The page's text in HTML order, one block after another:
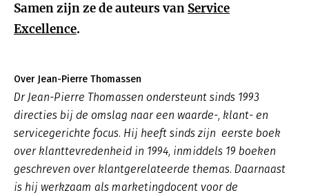
Samen zijn ze de auteurs van Service
Excellence.
Over Jean-Pierre Thomassen
Dr Jean-Pierre Thomassen ondersteunt sinds 1993
directies bij de omslag naar een waarde-, klant- en
servicegerichte focus. Hij heeft sinds zijn eerste boek
over klanttevredenheid in 1994, inmiddels 19 boeken
geschreven over klantgerelateerde themas. Daarnaast
is hij werkzaam als marketingdocent voor de